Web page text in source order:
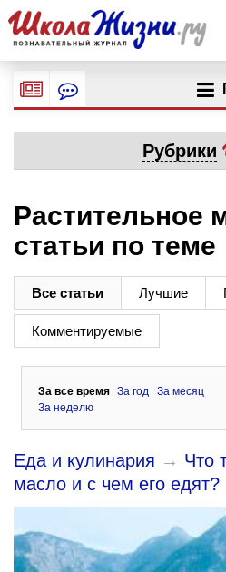
Рубрики
Растительное
статьи по теме
Все статьи Лучшие
Комментируемые
За все время За год
За месяц
За неделю
Еда и кулинария → Что
масло и с чем его едят?